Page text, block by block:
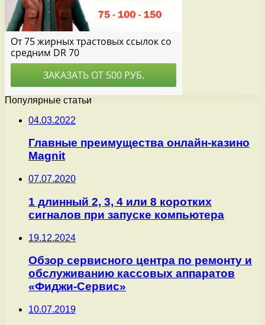
Популярные статьи
04.03.2022
Главные преимущества онлайн-казино
Magnit
07.07.2020
1 длинный 2, 3, 4 или 8 коротких
сигналов при запуске компьютера
19.12.2024
Обзор сервисного центра по ремонту и
обслуживанию кассовых аппаратов
«Фиджи-Сервис»
10.07.2019